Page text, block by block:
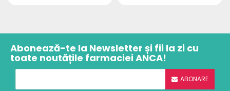
Abonează-te la Newsletter și fii la zi cu
toate noutățile farmaciei ANCA!
ABONARE